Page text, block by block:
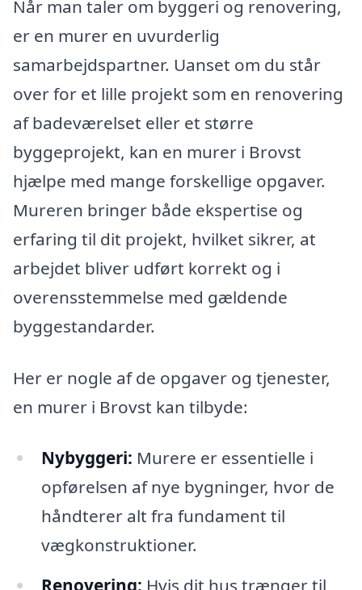
Når man taler om byggeri og renovering,
er en murer en uvurderlig
samarbejdspartner. Uanset om du står
over for et lille projekt som en renovering
af badeværelset eller et større
byggeprojekt, kan en murer i Brovst
hjælpe med mange forskellige opgaver.
Mureren bringer både ekspertise og
erfaring til dit projekt, hvilket sikrer, at
arbejdet bliver udført korrekt og i
overensstemmelse med gældende
byggestandarder.
Her er nogle af de opgaver og tjenester,
en murer i Brovst kan tilbyde:
Nybyggeri: Murere er essentielle i
opførelsen af nye bygninger, hvor de
håndterer alt fra fundament til
vægkonstruktioner.
Renovering: Hvis dit hus trænger til